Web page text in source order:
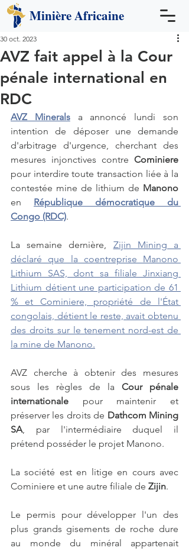
MinièreAfricaine
AVZ fait appel à la Cour
pénale international en
RDC
30 oct. 2023
AVZ Minerals a annoncé lundi son
intention de déposer une demande
d'arbitrage d'urgence, cherchant des
mesures injonctives contre Cominiere
pour interdire toute transaction liée à la
contestée mine de lithium de Manono
en République démocratique du
Congo (RDC).
La semaine dernière, Zijin Mining a
déclaré que la coentreprise Manono
Lithium SAS, dont sa filiale Jinxiang
Lithium détient une participation de 61
% et Cominiere, propriété de l'État
congolais, détient le reste, avait obtenu
des droits sur le tenement nord-est de
la mine de Manono.
AVZ cherche à obtenir des mesures
sous les règles de la Cour pénale
internationale pour maintenir et
préserver les droits de Dathcom Mining
SA, par l'intermédiaire duquel il
prétend posséder le projet Manono.
La société est en litige en cours avec
Cominiere et une autre filiale de Zijin.
Le permis pour développer l'un des
plus grands gisements de roche dure
au monde du minéral appartenait